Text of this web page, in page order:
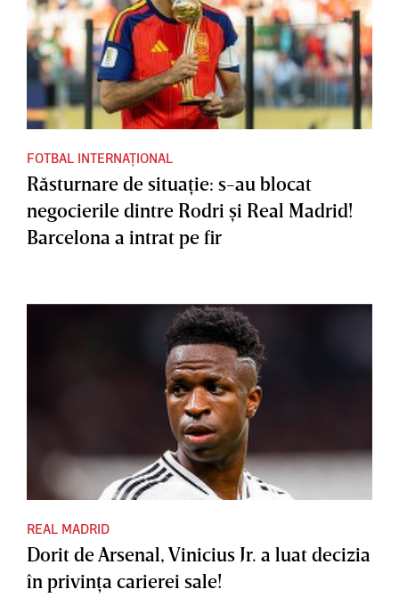
FOTBAL INTERNAȚIONAL
Răsturnare de situaţie: s-au blocat
negocierile dintre Rodri şi Real Madrid!
Barcelona a intrat pe fir
REAL MADRID
Dorit de Arsenal, Vinicius Jr. a luat decizia
în privinţa carierei sale!